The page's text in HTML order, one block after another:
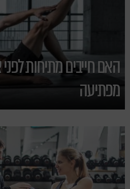
האם חייבים מתיחות
מפתיעה